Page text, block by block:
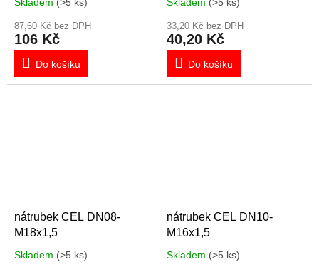
87,60 Kč bez DPH
106 Kč
Do košíku
33,20 Kč bez DPH
40,20 Kč
Do košíku
nátrubek CEL DN08-
M18x1,5
Skladem (>5 ks)
nátrubek CEL DN10-
M16x1,5
Skladem (>5 ks)